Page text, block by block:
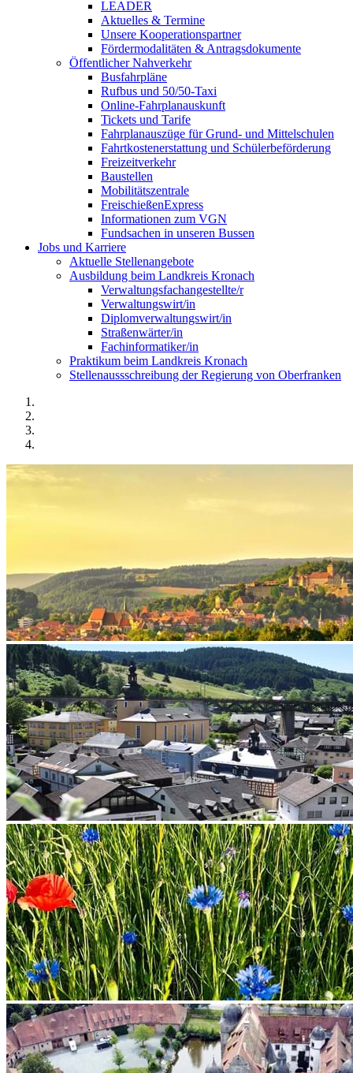
LEADER
Aktuelles & Termine
Unsere Kooperationspartner
Fördermodalitäten & Antragsdokumente
Öffentlicher Nahverkehr
Busfahrpläne
Rufbus und 50/50-Taxi
Online-Fahrplanauskunft
Tickets und Tarife
Fahrplanauszüge für Grund- und Mittelschulen
Fahrtkostenerstattung und Schülerbeförderung
Freizeitverkehr
Baustellen
Mobilitätszentrale
FreischießenExpress
Informationen zum VGN
Fundsachen in unseren Bussen
Jobs und Karriere
Aktuelle Stellenangebote
Ausbildung beim Landkreis Kronach
Verwaltungsfachangestellte/r
Verwaltungswirt/in
Diplomverwaltungswirt/in
Straßenwärter/in
Fachinformatiker/in
Praktikum beim Landkreis Kronach
Stellenaussschreibung der Regierung von Oberfranken